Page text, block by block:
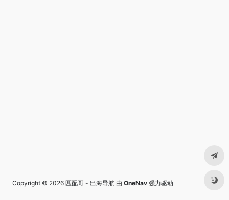
Copyright © 2026 匹配哥 - 出海导航 由 OneNav 强力驱动